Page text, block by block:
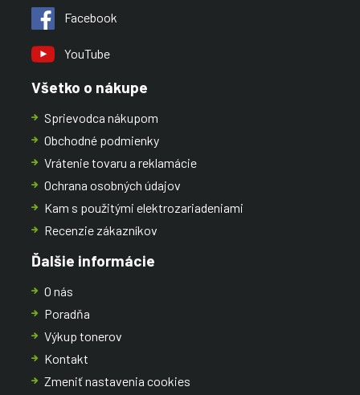
Facebook
YouTube
Všetko o nákupe
Sprievodca nákupom
Obchodné podmienky
Vrátenie tovaru a reklamácie
Ochrana osobných údajov
Kam s použitými elektrozariadeniami
Recenzie zákazníkov
Ďalšie informácie
O nás
Poradňa
Výkup tonerov
Kontakt
Zmeniť nastavenia cookies